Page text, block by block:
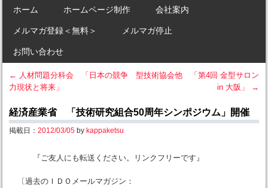
Menu
SKIP TO CONTENT
ホーム ホームページ制作 会社案内
メルマガ登録＜無料＞ メルマガ停止
お問い合わせ
Post navigation
← 人材問題分科会 「日本の競争
力現状と将来」
型技術協会他 「第4回 金型サロン
in 大阪」
→
経済産業省 「技術研究組合50周年シンポジウム」開催
掲載日： 2012/03/05by kappaketsu
『ご友人にも転送ください。リンクフリーです』
〔過去のＩＤＯメールマガジン：